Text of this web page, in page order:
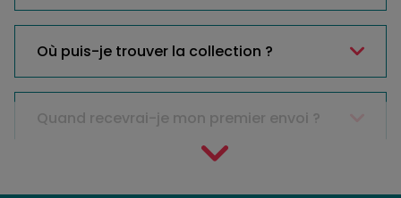
Où puis-je trouver la collection ?
Quand recevrai-je mon premier envoi ?